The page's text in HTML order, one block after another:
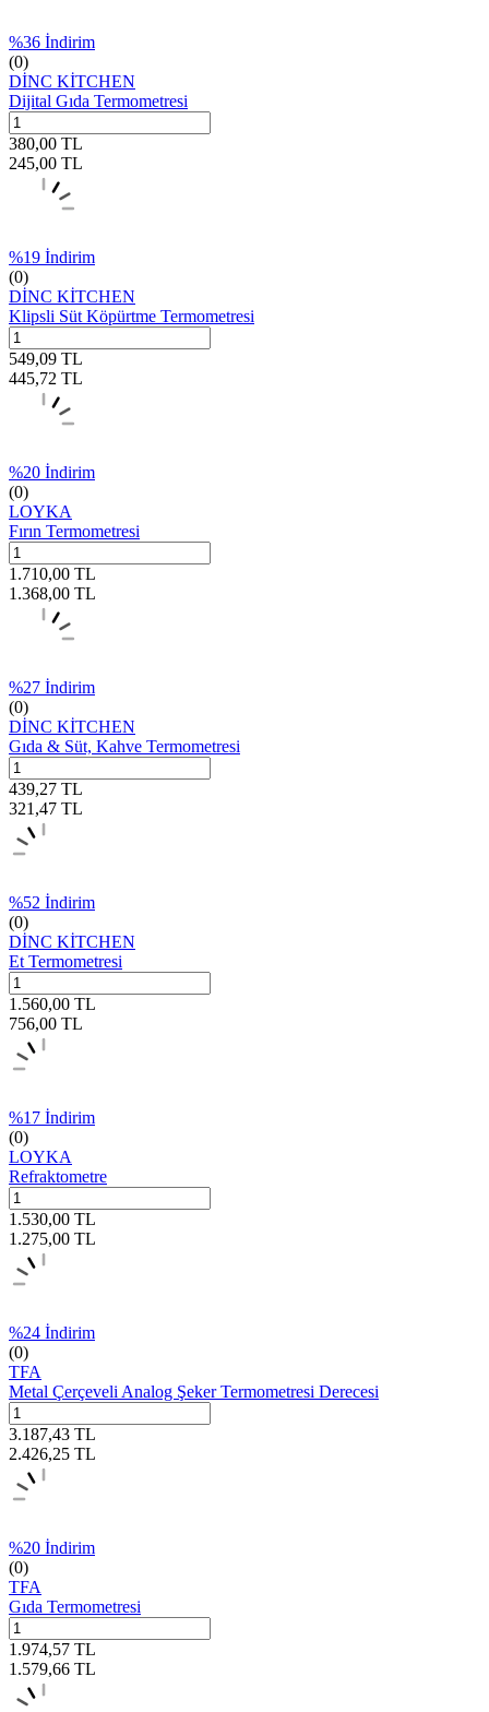
%36 İndirim
(0)
DİNC KİTCHEN
Dijital Gıda Termometresi
380,00 TL
245,00 TL
%19 İndirim
(0)
DİNC KİTCHEN
Klipsli Süt Köpürtme Termometresi
549,09 TL
445,72 TL
%20 İndirim
(0)
LOYKA
Fırın Termometresi
1.710,00 TL
1.368,00 TL
%27 İndirim
(0)
DİNC KİTCHEN
Gıda & Süt, Kahve Termometresi
439,27 TL
321,47 TL
%52 İndirim
(0)
DİNC KİTCHEN
Et Termometresi
1.560,00 TL
756,00 TL
%17 İndirim
(0)
LOYKA
Refraktometre
1.530,00 TL
1.275,00 TL
%24 İndirim
(0)
TFA
Metal Çerçeveli Analog Şeker Termometresi Derecesi
3.187,43 TL
2.426,25 TL
%20 İndirim
(0)
TFA
Gıda Termometresi
1.974,57 TL
1.579,66 TL